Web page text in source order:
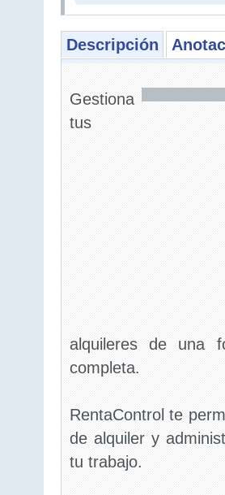
Descripción
Gestiona
tus
alquileres de una
completa.
RentaControl te
de alquiler y
tu trabajo.